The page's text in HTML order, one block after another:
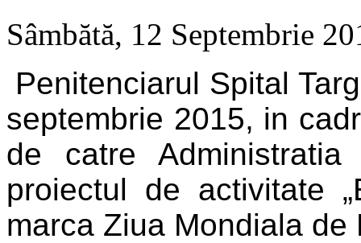
Sâmbătă, 12 Septembrie
Penitenciarul Spital
septembrie 2015, in
de catre Administratia
proiectul de activitate
marca Ziua Mondiala